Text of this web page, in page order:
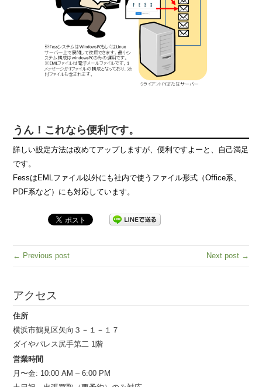
うん！これなら便利です。
詳しい設定方法は改めてアップしますが、便利ですよーと、自己満足
です。
FessはEMLファイル以外にも社内で使うファイル形式（Office系、
PDF系など）にも対応しています。
← Previous post Next post →
アクセス
住所
横浜市鶴見区矢向３－１－１７
ダイやパレス尻手第二 1階
営業時間
月〜金: 10:00 AM – 6:00 PM